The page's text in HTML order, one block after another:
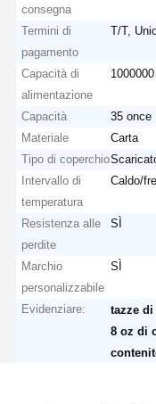
consegna
Termini di
pagamento
T/T,
Capacità di
alimentazione
1000000
Capacità
35 once
Materiale
Carta
Tipo di coperchio
Intervallo di
temperatura
Caldo/
Resistenza alle
perdite
SÌ
Marchio
personalizzabile
SÌ
Evidenziare: tazze
8 oz di